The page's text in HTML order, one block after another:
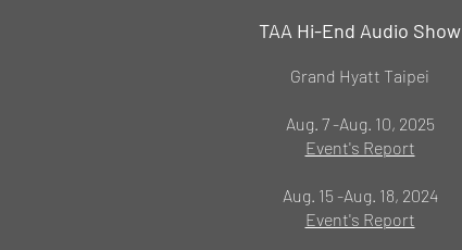
TAA Hi-End Audio Show
Grand Hyatt Taipei
Aug. 7 -Aug. 10, 2025
Event's Report
Aug. 15 -Aug. 18, 2024
Event's Report